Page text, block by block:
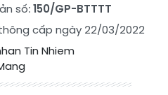
số:150/GP-BTTTT
cấp ngày 22/03/2022